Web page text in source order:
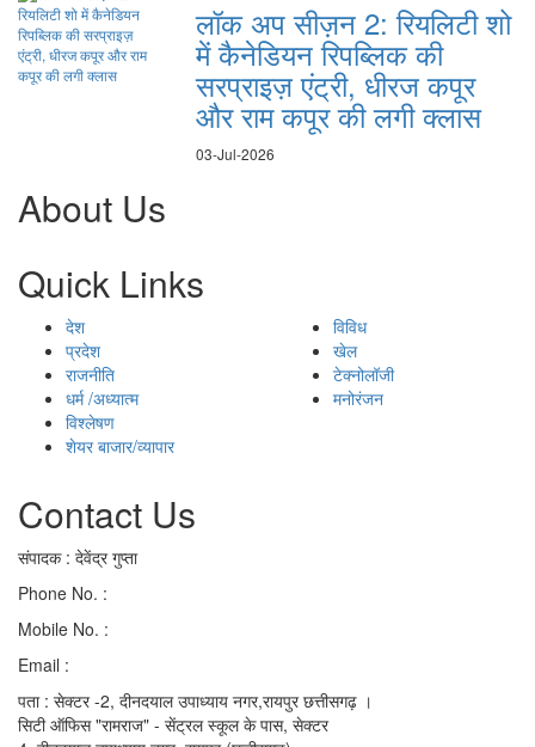
लॉक अप सीज़न 2: रियलिटी शो
में कैनेडियन रिपब्लिक की
सरप्राइज़ एंट्री, धीरज कपूर
और राम कपूर की लगी क्लास
03-Jul-2026
About Us
Quick Links
देश
प्रदेश
राजनीति
धर्म /अध्यात्म
विश्लेषण
शेयर बाजार/व्यापार
विविध
खेल
टेक्नोलॉजी
मनोरंजन
Contact Us
संपादक : देवेंद्र गुप्ता
Phone No. :
Mobile No. :
Email :
पता : सेक्टर -2, दीनदयाल उपाध्याय नगर,रायपुर छत्तीसगढ़ ।
सिटी ऑफिस "रामराज" - सेंट्रल स्कूल के पास, सेक्टर